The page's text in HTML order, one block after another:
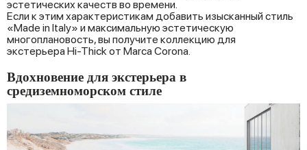
эстетических качеств во времени.
Если к этим характеристикам добавить изысканный стиль
«Made in Italy» и максимальную эстетическую
многоплановость, вы получите коллекцию для
экстерьера Hi-Thick от Marca Corona.
Вдохновение для экстерьера в
средиземноморском стиле